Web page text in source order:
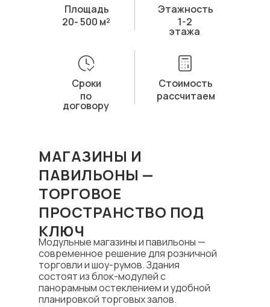
Стоимость
рассчитаем
Сроки
по
договору
Этажность
1-2
этажа
Площадь
20- 500 м²
МАГАЗИНЫ И
ПАВИЛЬОНЫ —
ТОРГОВОЕ
ПРОСТРАНСТВО ПОД
КЛЮЧ
Модульные магазины и павильоны —
современное решение для розничной
торговли и шоу-румов. Здания
состоят из блок-модулей с
панорамным остеклением и удобной
планировкой торговых залов.